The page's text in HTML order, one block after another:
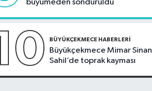
büyümeden söndürüldü
BÜYÜKÇEKMECE HABERLERI
Büyükçekmece Mimar Sinan
Sahil’de toprak kayması